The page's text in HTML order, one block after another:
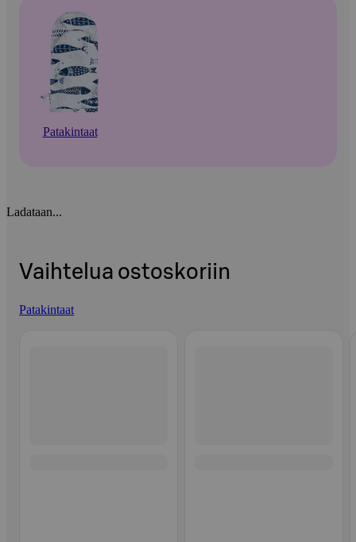
Patakintaat
Ladataan...
Vaihtelua ostoskoriin
Patakintaat